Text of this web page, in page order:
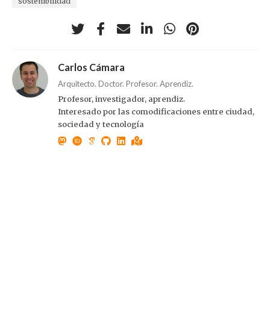
Carlos Cámara
Arquitecto. Doctor. Profesor. Aprendiz.
Profesor, investigador, aprendiz.
Interesado por las comodificaciones entre ciudad,
sociedad y tecnología